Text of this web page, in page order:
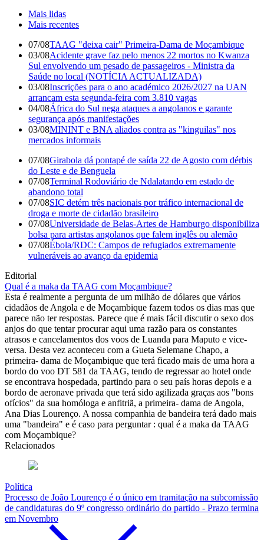
Mais lidas
Mais recentes
07/08TAAG "deixa cair" Primeira-Dama de Moçambique
03/08Acidente grave faz pelo menos 22 mortos no Kwanza
Sul envolvendo um pesado de passageiros - Ministra da
Saúde no local (NOTÍCIA ACTUALIZADA)
03/08Inscrições para o ano académico 2026/2027 na UAN
arrancam esta segunda-feira com 3.810 vagas
04/08África do Sul nega ataques a angolanos e garante
segurança após manifestações
03/08MININT e BNA aliados contra as "kinguilas" nos
mercados informais
07/08Girabola dá pontapé de saída 22 de Agosto com dérbis
do Leste e de Benguela
07/08Terminal Rodoviário de Ndalatando em estado de
abandono total
07/08SIC detém três nacionais por tráfico internacional de
droga e morte de cidadão brasileiro
07/08Universidade de Belas-Artes de Hamburgo disponibiliza
bolsa para artistas angolanos que falem inglês ou alemão
07/08Ébola/RDC: Campos de refugiados extremamente
vulneráveis ao avanço da epidemia
Editorial
Qual é a maka da TAAG com Moçambique?
Esta é realmente a pergunta de um milhão de dólares que vários
cidadãos de Angola e de Moçambique fazem todos os dias mas que
parece não ter respostas. Parece que é mais fácil discutir o sexo dos
anjos do que tentar procurar aqui uma razão para os constantes
atrasos e cancelamentos dos voos de Luanda para Maputo e vice-
versa. Desta vez aconteceu com a Gueta Selemane Chapo, a
primeira- dama de Moçambique que terá ficado mais de uma hora a
bordo do voo DT 581 da TAAG, tendo de regressar ao hotel onde
se encontrava hospedada, partindo para o seu país horas depois e a
bordo de aeronave privada que terá sido agilizada graças aos "bons
ofícios" da sua homóloga e anfitriã, a primeira- dama de Angola,
Ana Dias Lourenço. A nossa companhia de bandeira terá dado mais
uma "bandeira" e é caso para perguntar : qual é a maka da TAAG
com Moçambique?
Relacionados
Política
Processo de João Lourenço é o único em tramitação na subcomissão
de candidaturas do 9º congresso ordinário do partido - Prazo termina
em Novembro